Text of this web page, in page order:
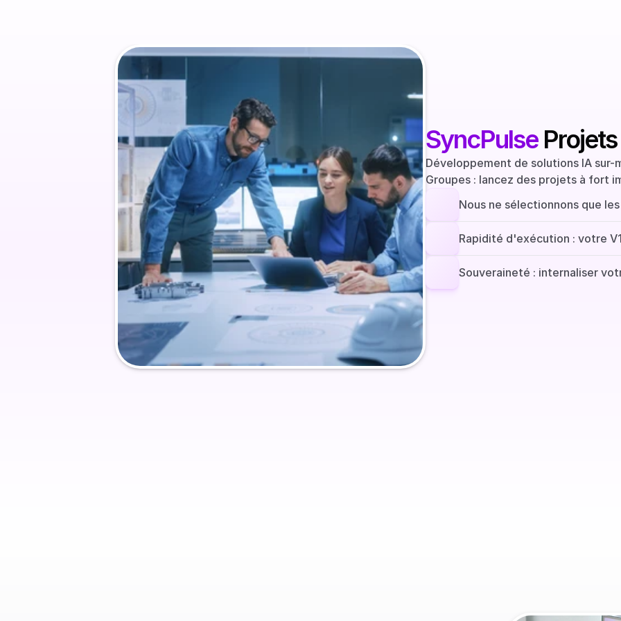
SyncPulse Projets
Développement de solutions IA sur-
Groupes : lancez des projets à fort
Nous ne sélectionnons que
Rapidité d'exécution : votre
Souveraineté : internaliser